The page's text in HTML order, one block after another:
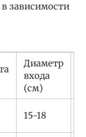
зависимости
Диаметр
входа
(см)
15-18